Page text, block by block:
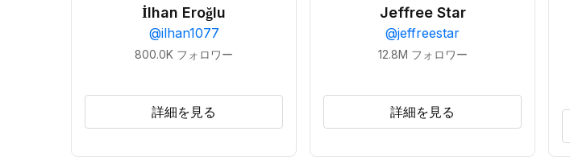
İlhan Eroğlu
@ilhan1077
800.0K フォロワー
詳細を見る
Jeffree Star
@jeffreestar
12.8M フォロワー
詳細を見る